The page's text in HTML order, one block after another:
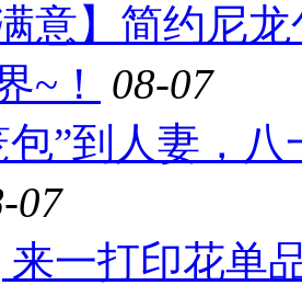
满意】简约尼
~！
08-07
包”到人妻，
07
来一打印花单